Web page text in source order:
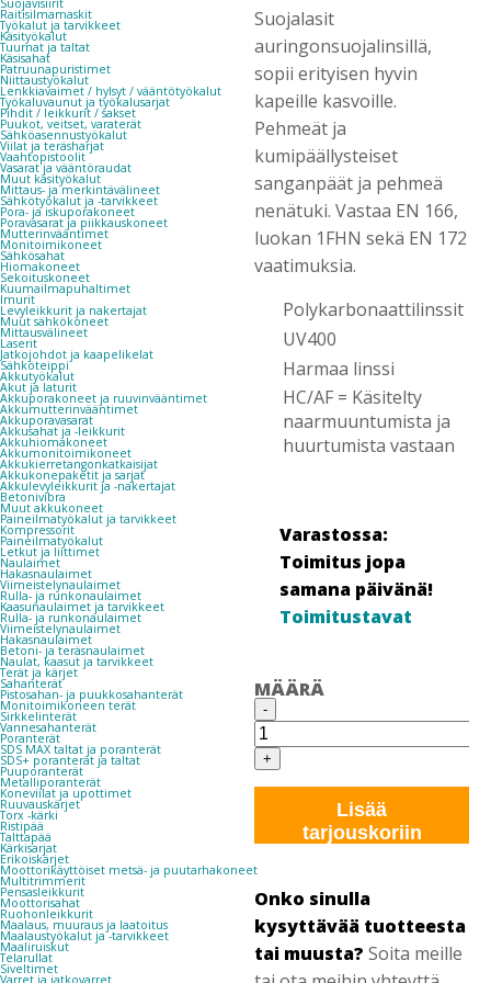
Suojavisiirit
Raitisilmamaskit
Työkalut ja tarvikkeet
Käsityökalut
Tuurnat ja taltat
Käsisahat
Patruunapuristimet
Niittaustyökalut
Lenkkiavaimet / hylsyt / vääntötyökalut
Työkaluvaunut ja työkalusarjat
Pihdit / leikkurit / sakset
Puukot, veitset, varaterät
Sähköasennustyökalut
Viilat ja teräsharjat
Vaahtopistoolit
Vasarat ja vääntöraudat
Muut käsityökalut
Mittaus- ja merkintävälineet
Sähkötyökalut ja -tarvikkeet
Pora- ja iskuporakoneet
Poravasarat ja piikkauskoneet
Mutterinvääntimet
Monitoimikoneet
Sähkösahat
Hiomakoneet
Sekoituskoneet
Kuumailmapuhaltimet
Imurit
Levyleikkurit ja nakertajat
Muut sähkökoneet
Mittausvälineet
Laserit
Jatkojohdot ja kaapelikelat
Sähköteippi
Akkutyökalut
Akut ja laturit
Akkuporakoneet ja ruuvinvääntimet
Akkumutterinvääntimet
Akkuporavasarat
Akkusahat ja -leikkurit
Akkuhiomakoneet
Akkumonitoimikoneet
Akkukierretangonkatkaisijat
Akkukonepaketit ja sarjat
Akkulevyleikkurit ja -nakertajat
Betonivibra
Muut akkukoneet
Paineilmatyökalut ja tarvikkeet
Kompressorit
Paineilmatyökalut
Letkut ja liittimet
Naulaimet
Hakasnaulaimet
Viimeistelynaulaimet
Rulla- ja runkonaulaimet
Kaasunaulaimet ja tarvikkeet
Rulla- ja runkonaulaimet
Viimeistelynaulaimet
Hakasnaulaimet
Betoni- ja teräsnaulaimet
Naulat, kaasut ja tarvikkeet
Terät ja kärjet
Sahanterät
Pistosahan- ja puukkosahanterät
Monitoimikoneen terät
Sirkkelinterät
Vannesahanterät
Poranterät
SDS MAX taltat ja poranterät
SDS+ poranterät ja taltat
Puuporanterät
Metalliporanterät
Koneviilat ja upottimet
Ruuvauskärjet
Torx -kärki
Ristipää
Talttapää
Kärkisarjat
Erikoiskärjet
Moottorikäyttöiset metsä- ja puutarhakoneet
Multitrimmerit
Pensasleikkurit
Moottorisahat
Ruohonleikkurit
Maalaus, muuraus ja laatoitus
Maalaustyökalut ja -tarvikkeet
Maaliruiskut
Telarullat
Siveltimet
Varret ja jatkovarret
Suojalasit
auringonsuojalinsillä,
sopii erityisen hyvin
kapeille kasvoille.
Pehmeät ja
kumipäällysteiset
sanganpäät ja pehmeä
nenätuki. Vastaa EN 166,
luokan 1FHN sekä EN 172
vaatimuksia.
Polykarbonaattilinssit
UV400
Harmaa linssi
HC/AF = Käsitelty
naarmuuntumista ja
huurtumista vastaan
Varastossa:
Toimitus jopa
samana päivänä!
Toimitustavat
MÄÄRÄ
ZEKLER
201
SUOJALASIT
TUMMENNETTU
määrä
-
+
Lisää
tarjouskoriin
Onko sinulla
kysyttävää tuotteesta
tai muusta? Soita meille